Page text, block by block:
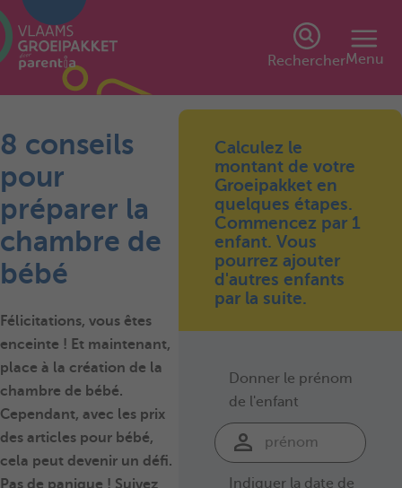
RechercherMenu
8 conseils
pour
préparer la
chambre de
bébé
Félicitations, vous êtes
enceinte ! Et maintenant,
place à la création de la
chambre de bébé.
Cependant, avec les prix
des articles pour bébé,
cela peut devenir un défi.
Pas de panique ! Suivez
Calculez le
montant de votre
Groeipakket en
quelques étapes.
Commencez par 1
enfant. Vous
pourrez ajouter
d'autres enfants
par la suite.
Donner le prénom
de l'enfant
Indiquer la date de